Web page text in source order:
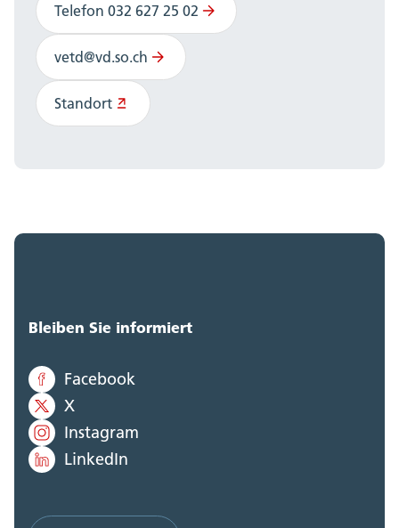
Telefon 032 627 25 02
vetd@vd.so.ch
Standort
Bleiben Sie informiert
Facebook
X
Instagram
LinkedIn